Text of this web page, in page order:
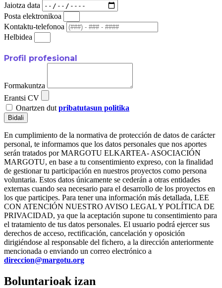
Jaiotza data
Posta elektronikoa
Kontaktu-telefonoa
Helbidea
Profil profesional
Formakuntza
Erantsi CV
Onartzen dut pribatutasun politika
Bidali
En cumplimiento de la normativa de protección de datos de carácter
personal, te informamos que los datos personales que nos aportes
serán tratados por MARGOTU ELKARTEA- ASOCIACIÓN
MARGOTU, en base a tu consentimiento expreso, con la finalidad
de gestionar tu participación en nuestros proyectos como persona
voluntaria. Estos datos únicamente se cederán a otras entidades
externas cuando sea necesario para el desarrollo de los proyectos en
los que participes. Para tener una información más detallada, LEE
CON ATENCIÓN NUESTRO AVISO LEGAL Y POLÍTICA DE
PRIVACIDAD, ya que la aceptación supone tu consentimiento para
el tratamiento de tus datos personales. El usuario podrá ejercer sus
derechos de acceso, rectificación, cancelación y oposición
dirigiéndose al responsable del fichero, a la dirección anteriormente
mencionada o enviando un correo electrónico a
direccion@margotu.org
Boluntarioak izan